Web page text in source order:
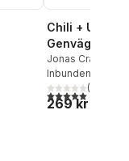
Chili + Umami
Genvägen till
Jonas Cramby
Inbunden
5,0utav 5(
269 kr